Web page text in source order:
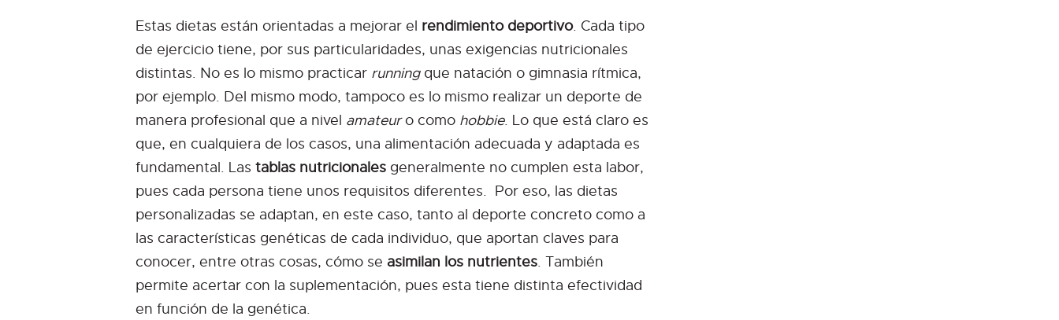
Estas dietas están orientadas a mejorar el rendimiento deportivo. Cada tipo
de ejercicio tiene, por sus particularidades, unas exigencias nutricionales
distintas. No es lo mismo practicar running que natación o gimnasia rítmica,
por ejemplo. Del mismo modo, tampoco es lo mismo realizar un deporte de
manera profesional que a nivel amateuro como hobbie. Lo que está claro es
que, en cualquiera de los casos, una alimentación adecuada y adaptada es
fundamental. Las tablas nutricionales generalmente no cumplen esta labor,
pues cada persona tiene unos requisitos diferentes. Por eso, las dietas
personalizadas se adaptan, en este caso, tanto al deporte concreto como a
las características genéticas de cada individuo, que aportan claves para
conocer, entre otras cosas, cómo se asimilan los nutrientes. También
permite acertar con la suplementación, pues esta tiene distinta efectividad
en función de la genética.